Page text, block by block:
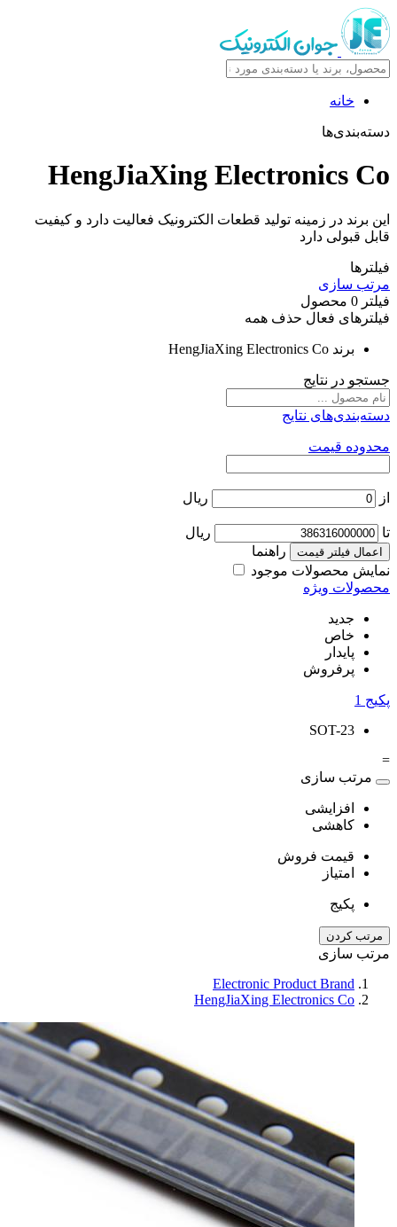
خانه
دسته‌بندی‌ها
HengJiaXing Electronics Co
این برند در زمینه تولید قطعات الکترونیک فعالیت دارد و کیفیت
قابل قبولی دارد
فیلترها
مرتب سازی
فیلتر 0 محصول
فیلترهای فعال حذف همه
برند HengJiaXing Electronics Co
جستجو در نتایج
دسته‌بندی‌های نتایج
محدوده قیمت
از ریال
تا ریال
اعمال فیلتر قیمت
راهنما
نمایش محصولات موجود
محصولات ویژه
جدید
خاص
پایدار
پرفروش
پکیج 1
SOT-23
=
مرتب سازی
افزایشی
کاهشی
قیمت فروش
امتیاز
پکیج
مرتب کردن
مرتب سازی
Electronic Product Brand
HengJiaXing Electronics Co